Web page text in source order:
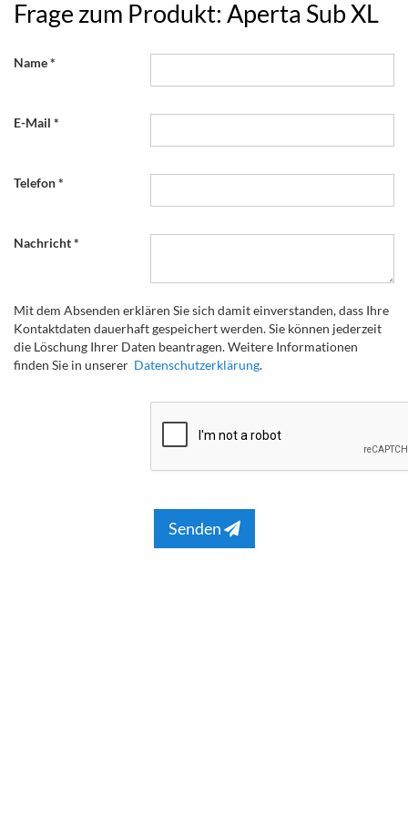
Frage zum Produkt: Aperta Sub XL
Name
E-Mail
Telefon
Nachricht
Mit dem Absenden erklären Sie sich damit einverstanden, dass Ihre
Kontaktdaten dauerhaft gespeichert werden. Sie können jederzeit
die Löschung Ihrer Daten beantragen. Weitere Informationen
finden Sie in unserer Datenschutzerklärung.
Senden